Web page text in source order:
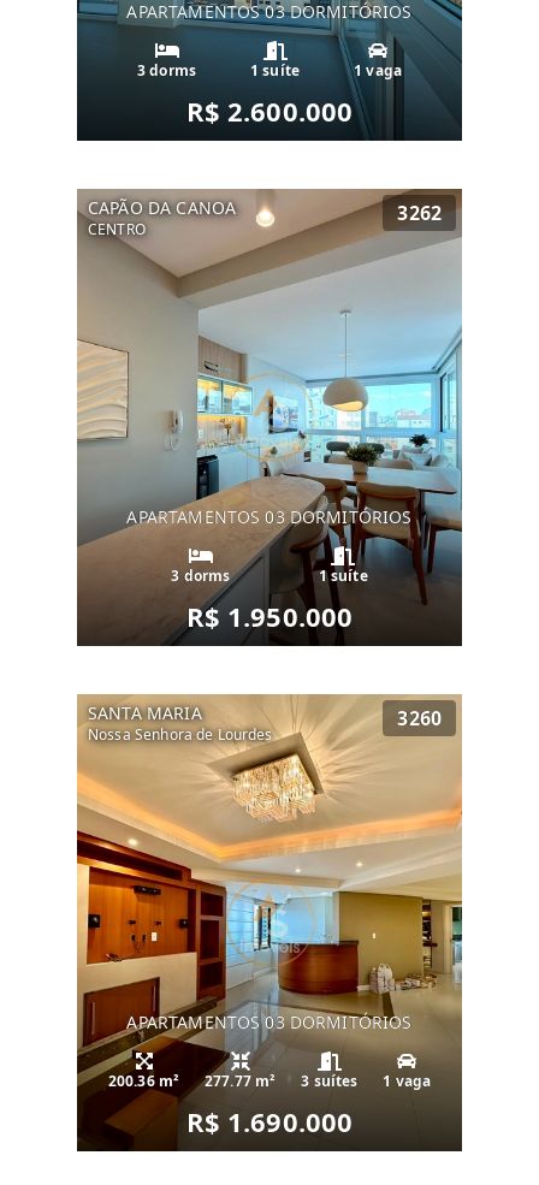
APARTAMENTOS 03 DORMITÓRIOS
3 dorms 1 suíte 1 vaga
R$ 2.600.000
CAPÃO DA CANOA
CENTRO
3262
APARTAMENTOS 03 DORMITÓRIOS
3 dorms 1 suíte
R$ 1.950.000
SANTA MARIA
Nossa Senhora de Lourdes
3260
APARTAMENTOS 03 DORMITÓRIOS
200.36 m² 277.77 m² 3 suítes 1 vaga
R$ 1.690.000